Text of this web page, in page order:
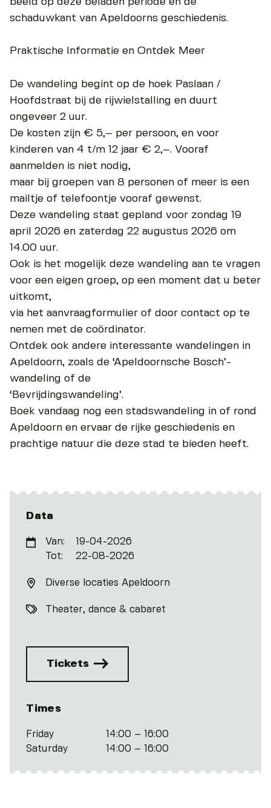
schaduwkant van Apeldoorns geschiedenis.
Praktische Informatie en Ontdek Meer
De wandeling begint op de hoek Paslaan /
Hoofdstraat bij de rijwielstalling en duurt
ongeveer 2 uur.
De kosten zijn € 5,– per persoon, en voor
kinderen van 4 t/m 12 jaar € 2,–. Vooraf
aanmelden is niet nodig,
maar bij groepen van 8 personen of meer is een
mailtje of telefoontje vooraf gewenst.
Deze wandeling staat gepland voor zondag 19
april 2026 en zaterdag 22 augustus 2026 om
14.00 uur.
Ook is het mogelijk deze wandeling aan te vragen
voor een eigen groep, op een moment dat u beter
uitkomt,
via het aanvraagformulier of door contact op te
nemen met de coördinator.
Ontdek ook andere interessante wandelingen in
Apeldoorn, zoals de ‘Apeldoornsche Bosch’-
wandeling of de
‘Bevrijdingswandeling’.
Boek vandaag nog een stadswandeling in of rond
Apeldoorn en ervaar de rijke geschiedenis en
prachtige natuur die deze stad te bieden heeft.
Data
Van:
19-04-2026
Tot:
22-08-2026
Diverse locaties Apeldoorn
Theater, dance & cabaret
Tickets
Times
Friday
14:00 – 16:00
Saturday
14:00 – 16:00